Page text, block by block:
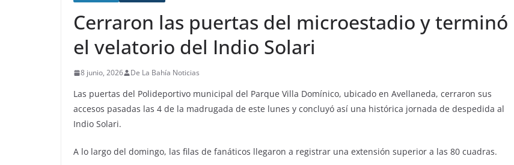
Cerraron las puertas del microestadio y terminó
el velatorio del Indio Solari
8 junio, 2026 De La Bahía Noticias
Las puertas del Polideportivo municipal del Parque Villa Domínico, ubicado en Avellaneda, cerraron sus
accesos pasadas las 4 de la madrugada de este lunes y concluyó así una histórica jornada de despedida al
Indio Solari.
A lo largo del domingo, las filas de fanáticos llegaron a registrar una extensión superior a las 80 cuadras.